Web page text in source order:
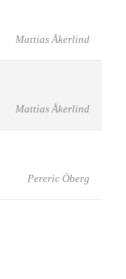
Mattias Åkerlind
Mattias Åkerlind
Pereric Öberg